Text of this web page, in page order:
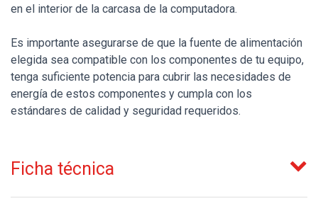
en el interior de la carcasa de la computadora.
Es importante asegurarse de que la fuente de alimentación
elegida sea compatible con los componentes de tu equipo,
tenga suficiente potencia para cubrir las necesidades de
energía de estos componentes y cumpla con los
estándares de calidad y seguridad requeridos.
Ficha técnica